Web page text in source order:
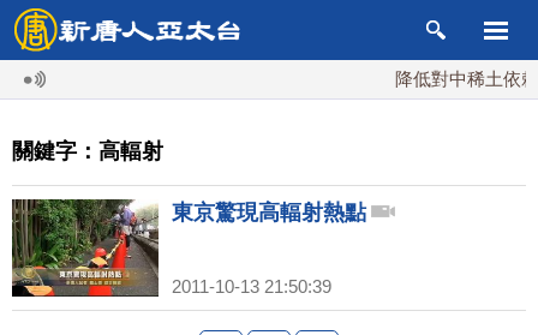
降低對中稀土依賴
關鍵字：高輻射
東京驚現高輻射熱點
2011-10-13 21:50:39